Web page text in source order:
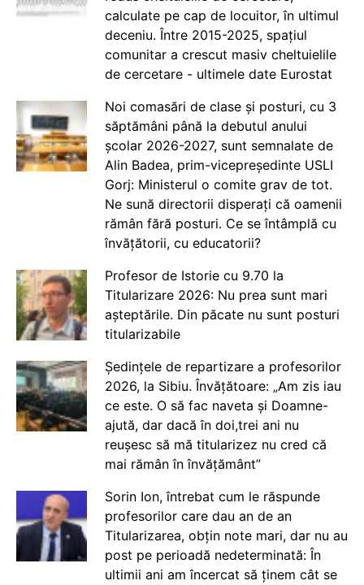
calculate pe cap de locuitor, în ultimul
deceniu. Între 2015-2025, spațiul
comunitar a crescut masiv cheltuielile
de cercetare - ultimele date Eurostat
Noi comasări de clase și posturi, cu 3
săptămâni până la debutul anului
școlar 2026-2027, sunt semnalate de
Alin Badea, prim-vicepreședinte USLI
Gorj: Ministerul o comite grav de tot.
Ne sună directorii disperați că oamenii
rămân fără posturi. Ce se întâmplă cu
învățătorii, cu educatorii?
Profesor de Istorie cu 9.70 la
Titularizare 2026: Nu prea sunt mari
așteptările. Din păcate nu sunt posturi
titularizabile
Ședințele de repartizare a profesorilor
2026, la Sibiu. Învățătoare: „Am zis iau
ce este. O să fac naveta și Doamne-
ajută, dar dacă în doi,trei ani nu
reușesc să mă titularizez nu cred că
mai rămân în învățământ”
Sorin Ion, întrebat cum le răspunde
profesorilor care dau an de an
Titularizarea, obțin note mari, dar nu au
post pe perioadă nedeterminată: În
ultimii ani am încercat să ținem cât se